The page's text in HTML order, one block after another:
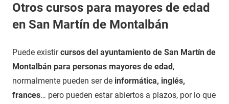
Otros cursos para mayores de edad
en San Martín de Montalbán
Puede existircursos del ayuntamiento de San Martín de
Montalbán para personas mayores de edad,
normalmente pueden ser de informática, inglés,
frances… pero pueden estar abiertos a plazos, por lo que